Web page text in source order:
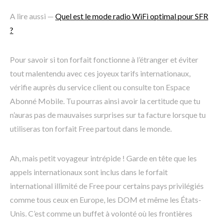
A lire aussi — Quel est le mode radio WiFi optimal pour SFR
?
Pour savoir si ton forfait fonctionne à l’étranger et éviter
tout malentendu avec ces joyeux tarifs internationaux,
vérifie auprès du service client ou consulte ton Espace
Abonné Mobile. Tu pourras ainsi avoir la certitude que tu
n’auras pas de mauvaises surprises sur ta facture lorsque tu
utiliseras ton forfait Free partout dans le monde.
Ah, mais petit voyageur intrépide ! Garde en tête que les
appels internationaux sont inclus dans le forfait
international illimité de Free pour certains pays privilégiés
comme tous ceux en Europe, les DOM et même les États-
Unis. C’est comme un buffet à volonté où les frontières